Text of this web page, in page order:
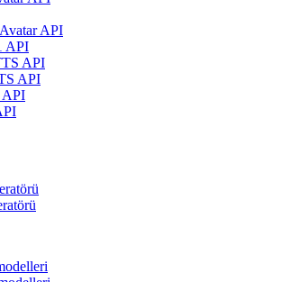
API
API
API
API
API